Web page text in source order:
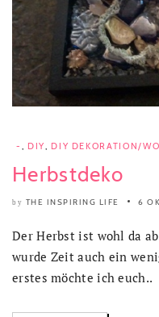
- DIY DIY DEKORATION/
Herbstdeko
by THE INSPIRING LIFE 6
Der Herbst ist wohl da
wurde Zeit auch ein
erstes möchte ich euch..